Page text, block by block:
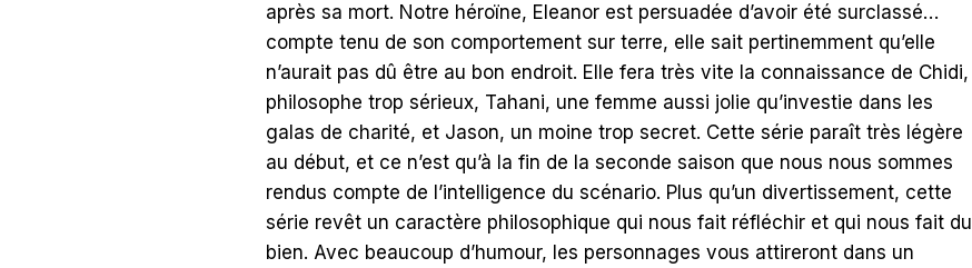
après sa mort. Notre héroïne, Eleanor est persuadée d’avoir été surclassé…
compte tenu de son comportement sur terre, elle sait pertinemment qu’elle
n’aurait pas dû être au bon endroit. Elle fera très vite la connaissance de Chidi,
philosophe trop sérieux, Tahani, une femme aussi jolie qu’investie dans les
galas de charité, et Jason, un moine trop secret. Cette série paraît très légère
au début, et ce n’est qu’à la fin de la seconde saison que nous nous sommes
rendus compte de l’intelligence du scénario. Plus qu’un divertissement, cette
série revêt un caractère philosophique qui nous fait réfléchir et qui nous fait du
bien. Avec beaucoup d’humour, les personnages vous attireront dans un